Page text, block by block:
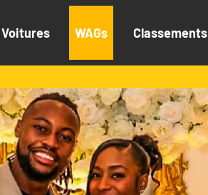
Voitures WAGs Classements